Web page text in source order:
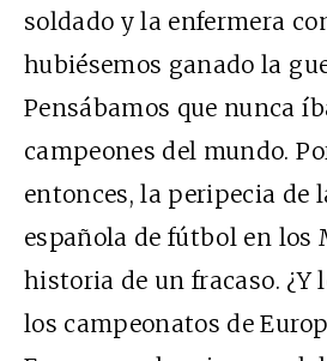
soldado y la enfermera
hubiésemos ganado la
Pensábamos que nunca
campeones del mundo.
entonces, la peripecia de
española de fútbol en los
historia de un fracaso. ¿Y
los campeonatos de